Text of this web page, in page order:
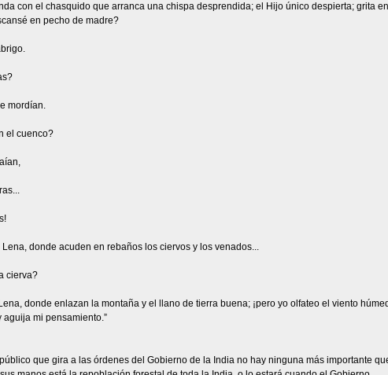
con el chasquido que arranca una chispa desprendida; el Hijo único despierta; grita
en pecho de madre?
mordían.
el cuenco?
donde acuden en rebaños los ciervos y los venados...
cierva?
donde enlazan la montaña y el llano de tierra buena; ¡pero yo olfateo el viento
mi pensamiento.”
que gira a las órdenes del Gobierno de la India no hay ninguna más importante